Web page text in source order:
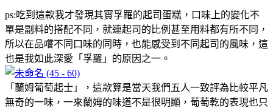
ps:吃到這款我才發現其實孚羅的起司蛋糕，口味上的變化不
單是副料的搭配不同，就連起司的比例甚至用料都有所不同，
所以在品嚐不同口味的同時，也能感受到不同起司的風味，這
也是我如此深愛「孚羅」的原因之一。
「蘭姆葡萄起士」，這款算是當天我們五人一致評為比較平凡
無奇的一味，一來蘭姆的味道不是很明顯，葡萄乾的表現也只